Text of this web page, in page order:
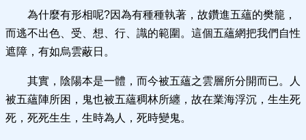
為什麼有形相呢?因為有種種執著，故鑽進五蘊的樊籠，
而逃不出色、受、想、行、識的範圍。這個五蘊網把我們自性
遮障，有如烏雲蔽日。
其實，陰陽本是一體，而今被五蘊之雲層所分開而已。人
被五蘊陣所困，鬼也被五蘊稠林所纏，故在業海浮沉，生生死
死，死死生生，生時為人，死時變鬼。